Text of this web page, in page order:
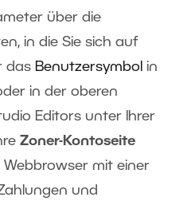
über die
in die Sie sich auf
das Benutzersymbol in
in der oberen
Editors unter Ihrer
Zoner-Kontoseite
mit einer
und